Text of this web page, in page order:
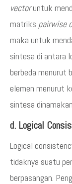
vectoruntuk
matriks pairwise
maka untuk
sintesa di antara
berbeda menurut
elemen menurut
sintesa dinamakan
d. Logical
Logical
tidaknya suatu
berpasangan.